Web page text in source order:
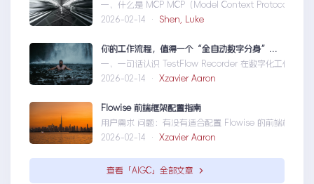
一、什么是 MCP MCP（Model Context Protocol）是一
2026-02-14 · Shen, Luke
你的工作流程，值得一个“全自动数字分身”：录制、截图、成文，一气呵成
一、一句话认识 TestFlow Recorder 在数字化工作环境
2026-02-14 · Xzavier Aaron
Flowise 前端框架配置指南
用户需求 问题：有没有适合配置 Flowise 的前端框架？
2026-02-14 · Xzavier Aaron
查看「AIGC」全部文章